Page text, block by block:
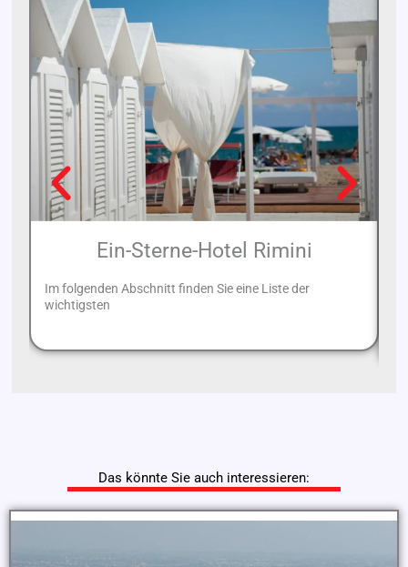
Ein-Sterne-Hotel Rimini
Im folgenden Abschnitt finden Sie eine Liste der
wichtigsten
Das könnte Sie auch interessieren: